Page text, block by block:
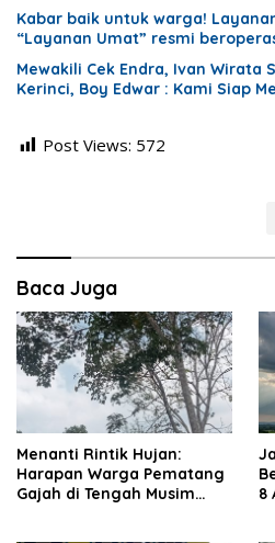
Kabar baik untuk warga!
“Layanan Umat” resmi
Mewakili Cek Endra, Ivan Wirata
Kerinci, Boy Edwar : Kami Siap
Post Views: 572
Baca Juga
Menanti Rintik Hujan:
Harapan Warga Pematang
Gajah di Tengah Musim
8